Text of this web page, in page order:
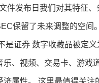
件发布日我们对其特征
保留了未来调整的空间
证券 数字收藏品被定义
、视频、交易卡、游戏
属性。 这里最值得关